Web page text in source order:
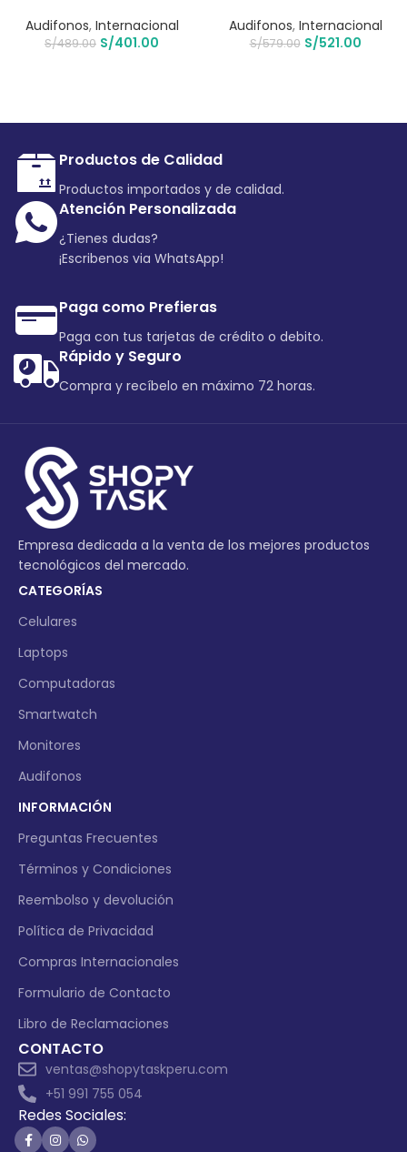
Audifonos, Internacional
S/489.00 S/401.00
Audifonos, Internacional
S/579.00 S/521.00
Productos de Calidad
Productos importados y de calidad.
Atención Personalizada
¿Tienes dudas?
¡Escribenos via WhatsApp!
Paga como Prefieras
Paga con tus tarjetas de crédito o debito.
Rápido y Seguro
Compra y recíbelo en máximo 72 horas.
Empresa dedicada a la venta de los mejores productos
tecnológicos del mercado.
CATEGORÍAS
Celulares
Laptops
Computadoras
Smartwatch
Monitores
Audifonos
INFORMACIÓN
Preguntas Frecuentes
Términos y Condiciones
Reembolso y devolución
Política de Privacidad
Compras Internacionales
Formulario de Contacto
Libro de Reclamaciones
CONTACTO
ventas@shopytaskperu.com
+51 991 755 054
Redes Sociales: